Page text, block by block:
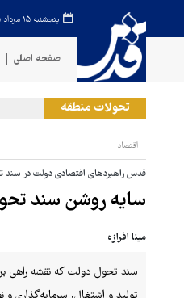
پنجشنبه ۱۵ مرداد ۱۴۰۵
صفحه اصلی
تحولات منطقه
اقتصاد
قدس راهبردهای اقتصادی دولت در سند
سایه روشن سند
مینا افرازه
سند تحول دولت که نقشه راهی